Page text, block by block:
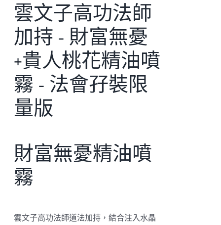
格：
$1,100.00。
格：
$990.00。
雲文子高功法師
加持 - 財富無憂
+貴人桃花精油噴
霧 - 法會孖裝限
量版
財富無憂精油噴
霧
雲文子高功法師道法加持，結合注入水晶